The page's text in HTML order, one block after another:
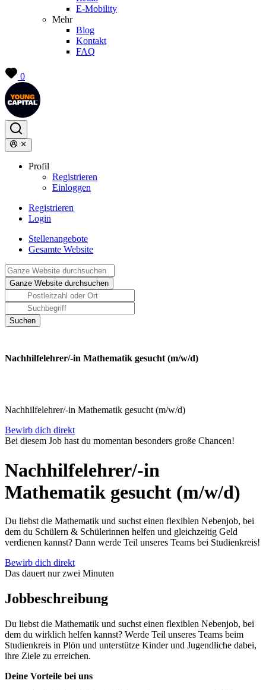
E-Mobility
Mehr
Blog
Kontakt
FAQ
0
Profil
Registrieren
Einloggen
Registrieren
Login
Stellenangebote
Gesamte Website
Nachhilfelehrer/-in Mathematik gesucht (m/w/d)
Nachhilfelehrer/-in Mathematik gesucht (m/w/d)
Bewirb dich direkt
Bei diesem Job hast du momentan besonders große Chancen!
Nachhilfelehrer/-in
Mathematik gesucht (m/w/d)
Du liebst die Mathematik und suchst einen flexiblen Nebenjob, bei
dem du Schülern & Schülerinnen helfen und gleichzeitig Geld
verdienen kannst? Dann werde Teil unseres Teams bei Studienkreis!
Bewirb dich direkt
Das dauert nur zwei Minuten
Jobbeschreibung
Du liebst die Mathematik und suchst einen flexiblen Nebenjob, bei
dem du wirklich helfen kannst? Werde Teil unseres Teams beim
Studienkreis in Plön und unterstütze Kinder und Jugendliche dabei,
ihre Ziele zu erreichen.
Deine Vorteile bei uns